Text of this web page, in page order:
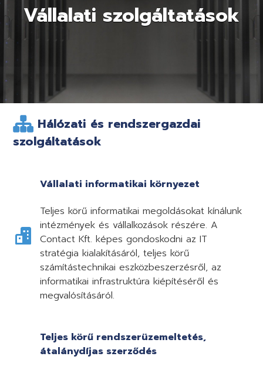
Vállalati szolgáltatások
Hálózati és rendszergazdai
szolgáltatások
Vállalati informatikai környezet
Teljes körű informatikai megoldásokat kínálunk
intézmények és vállalkozások részére. A
Contact Kft. képes gondoskodni az IT
stratégia kialakításáról, teljes körű
számítástechnikai eszközbeszerzésről, az
informatikai infrastruktúra kiépítéséről és
megvalósításáról.
Teljes körű rendszerüzemeltetés,
átalánydíjas szerződés